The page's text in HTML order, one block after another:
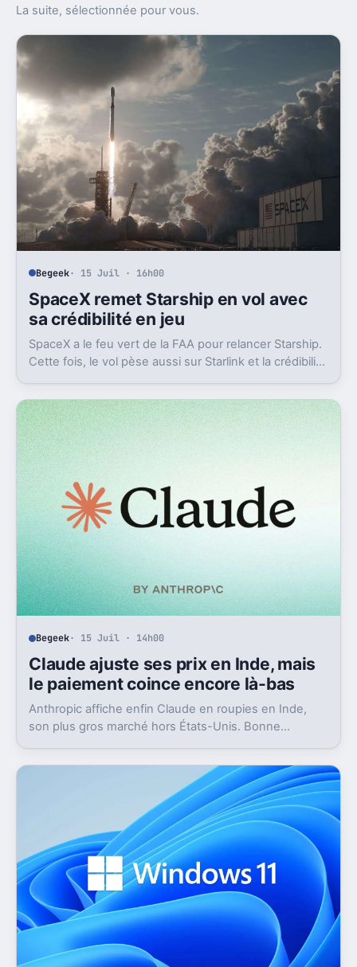
La suite, sélectionnée pour vous.
Begeek· 15 Juil · 16h00
SpaceX remet Starship en vol avec
sa crédibilité en jeu
SpaceX a le feu vert de la FAA pour relancer Starship.
Cette fois, le vol pèse aussi sur Starlink et la crédibilité
Begeek· 15 Juil · 14h00
Claude ajuste ses prix en Inde, mais
le paiement coince encore là-bas
Anthropic affiche enfin Claude en roupies en Inde,
son plus gros marché hors États-Unis. Bonne
abonnements.